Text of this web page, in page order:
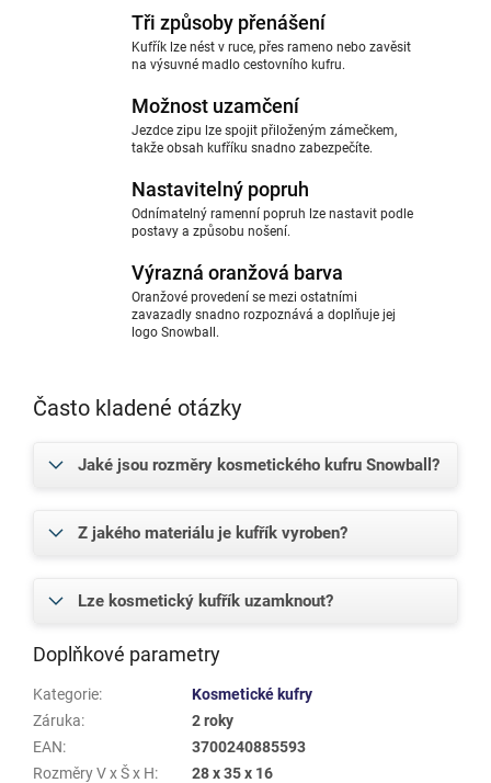
Tři způsoby přenášení
Kufřík lze nést v ruce, přes rameno nebo zavěsit
na výsuvné madlo cestovního kufru.
Možnost uzamčení
Jezdce zipu lze spojit přiloženým zámečkem,
takže obsah kufříku snadno zabezpečíte.
Nastavitelný popruh
Odnímatelný ramenní popruh lze nastavit podle
postavy a způsobu nošení.
Výrazná oranžová barva
Oranžové provedení se mezi ostatními
zavazadly snadno rozpoznává a doplňuje jej
logo Snowball.
Často kladené otázky
Jaké jsou rozměry kosmetického kufru Snowball?
Z jakého materiálu je kufřík vyroben?
Lze kosmetický kufřík uzamknout?
Doplňkové parametry
Kategorie:
Kosmetické kufry
Záruka:
2 roky
EAN:
3700240885593
Rozměry V x Š x H:
28 x 35 x 16